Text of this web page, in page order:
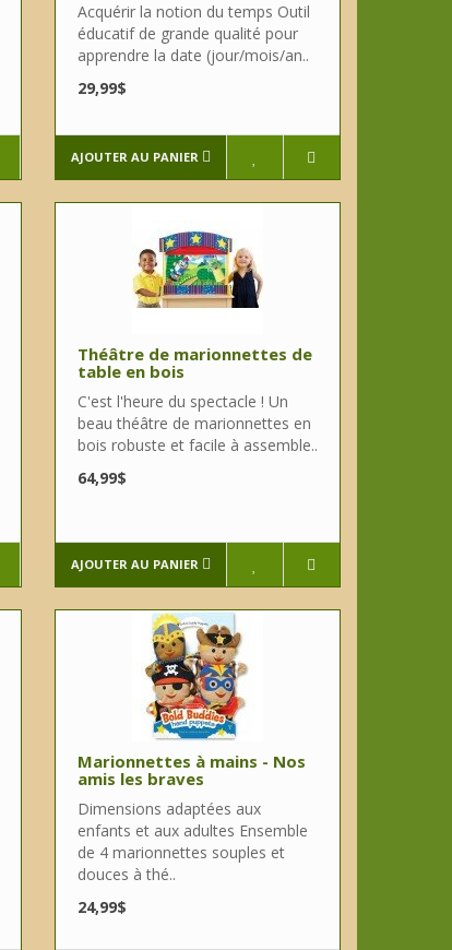
Acquérir la notion du temps Outil
éducatif de grande qualité pour
apprendre la date (jour/mois/an..
29,99$
AJOUTER AU PANIER
Théâtre de marionnettes de
table en bois
C'est l'heure du spectacle ! Un
beau théâtre de marionnettes en
bois robuste et facile à assemble..
64,99$
AJOUTER AU PANIER
Marionnettes à mains - Nos
amis les braves
Dimensions adaptées aux
enfants et aux adultes Ensemble
de 4 marionnettes souples et
douces à thé..
24,99$